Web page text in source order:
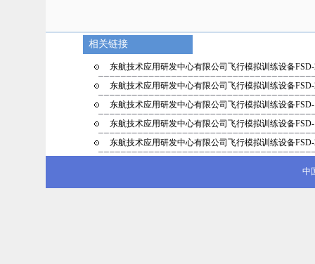
相关链接
东航技术应用研发中心有限公司飞行模拟训练设备
东航技术应用研发中心有限公司飞行模拟训练设备
东航技术应用研发中心有限公司飞行模拟训练设备
东航技术应用研发中心有限公司飞行模拟训练设备
东航技术应用研发中心有限公司飞行模拟训练设备
中